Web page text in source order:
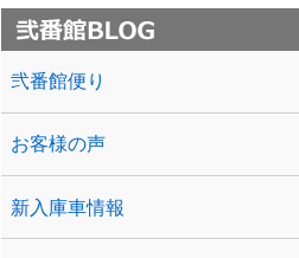
弐番館便り
お客様の声
新入庫車情報